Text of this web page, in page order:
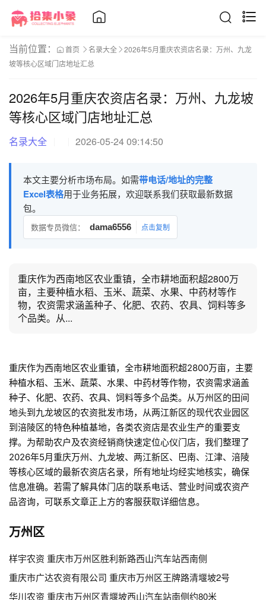
当前位置： 首页 名录大全
2026年5月重庆农资店名录：万州、九龙
坡等核心区域门店地址汇总
2026年5月重庆农资店名录：万州、九龙坡
等核心区域门店地址汇总
名录大全 2026-05-24 09:14:50
本文主要分析市场布局。如需带电话/地址的完整
Excel表格用于业务拓展，欢迎联系我们获取最新数据
包。
数据专员微信： dama6556 点击复制
重庆作为西南地区农业重镇，全市耕地面积超2800万
亩，主要种植水稻、玉米、蔬菜、水果、中药材等作
物，农资需求涵盖种子、化肥、农药、农具、饲料等多
个品类。从...
重庆作为西南地区农业重镇，全市耕地面积超2800万亩，主要
种植水稻、玉米、蔬菜、水果、中药材等作物，农资需求涵盖
种子、化肥、农药、农具、饲料等多个品类。从万州区的田间
地头到九龙坡区的农资批发市场，从两江新区的现代农业园区
到涪陵区的特色种植基地，各类农资店是农业生产的重要支
撑。为帮助农户及农资经销商快速定位心仪门店，我们整理了
2026年5月重庆万州、九龙坡、两江新区、巴南、江津、涪陵
等核心区域的最新农资店名录，所有地址均经实地核实，确保
信息准确。若需了解具体门店的联系电话、营业时间或农资产
品咨询，可联系文章正上方的客服获取详细信息。
万州区
样宇农资 重庆市万州区胜利新路西山汽车站西南侧
重庆市广达农资有限公司 重庆市万州区王牌路清堰坡2号
华川农资 重庆市万州区青堰坡西山汽车站南侧约80米